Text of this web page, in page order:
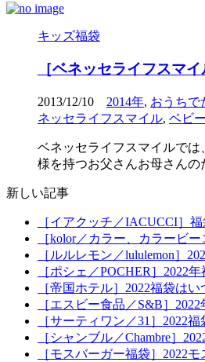
キッズ福袋
［ベネッセライフスマ
2013/12/10 2014年, おうちで
ネッセライフスマイル, ベビー
ベネッセライフスマイルで
様を持つお父さんお母さんの
新しい記事
［イアクッチ／IACUCCI］
［kolor／カラー、カラービ
［ルルレモン／lululemon］
［ポシェ／POCHER］2022
［帝国ホテル］2022福袋は
［エスビー食品／S&B］
［サーティワン／31］2022
［シャンブル／Chambre］
［モスバーガー福袋］2022